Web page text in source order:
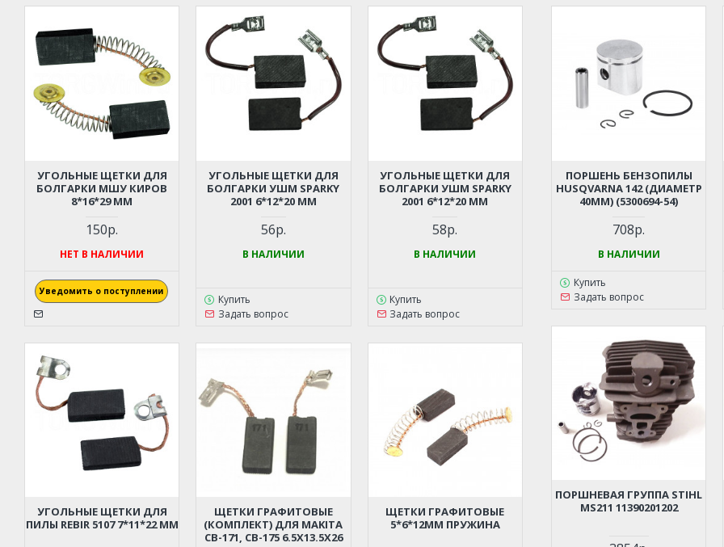
УГОЛЬНЫЕ ЩЕТКИ ДЛЯ
БОЛГАРКИ МШУ КИРОВ
8*16*29 ММ
150р.
НЕТ В НАЛИЧИИ
Уведомить о поступлении
УГОЛЬНЫЕ ЩЕТКИ ДЛЯ
БОЛГАРКИ УШМ SPARKY
2001 6*12*20 ММ
56р.
В НАЛИЧИИ
Купить
Задать вопрос
УГОЛЬНЫЕ ЩЕТКИ ДЛЯ
БОЛГАРКИ УШМ SPARKY
2001 6*12*20 ММ
58р.
В НАЛИЧИИ
Купить
Задать вопрос
УГОЛЬНЫЕ ЩЕТКИ ДЛЯ
ПИЛЫ REBIR 5107 7*11*22 ММ
ЩЕТКИ ГРАФИТОВЫЕ
(КОМПЛЕКТ) ДЛЯ MAKITA
CB-171, CB-175 6.5X13.5X26
ЩЕТКИ ГРАФИТОВЫЕ
5*6*12ММ ПРУЖИНА
ПОРШЕНЬ БЕНЗОПИЛЫ
HUSQVARNA 142 (ДИАМЕТР
40ММ) (5300694-54)
708р.
В НАЛИЧИИ
Купить
Задать вопрос
ПОРШНЕВАЯ ГРУППА STIHL
MS211 11390201202